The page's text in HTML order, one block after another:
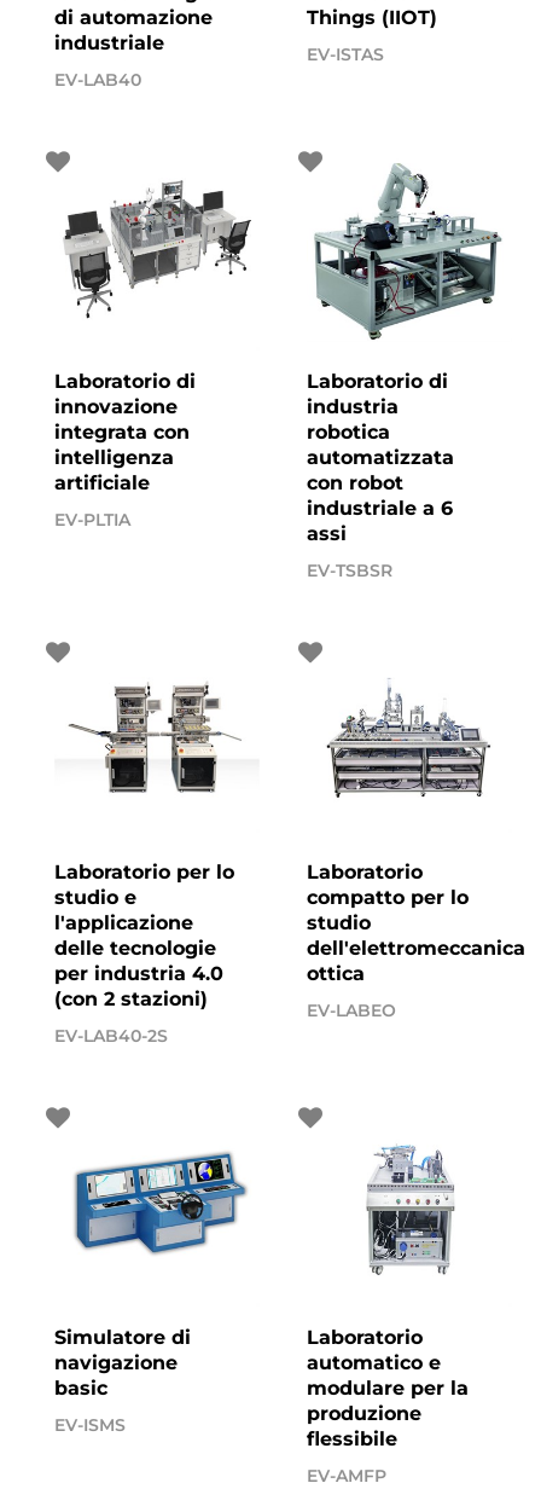
di automazione
industriale
EV-LAB40
Things (IIOT)
EV-ISTAS
Laboratorio di
innovazione
integrata con
intelligenza
artificiale
EV-PLTIA
Laboratorio di
industria
robotica
automatizzata
con robot
industriale a 6
assi
EV-TSBSR
Laboratorio per lo
studio e
l'applicazione
delle tecnologie
per industria 4.0
(con 2 stazioni)
EV-LAB40-2S
Laboratorio
compatto per lo
studio
dell'elettromeccanica
ottica
EV-LABEO
Simulatore di
navigazione
basic
EV-ISMS
Laboratorio
automatico e
modulare per la
produzione
flessibile
EV-AMFP